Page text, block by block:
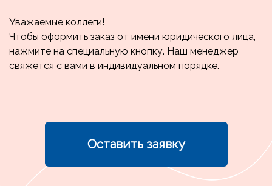
Уважаемые коллеги!
Чтобы оформить заказ от имени юридического лица,
нажмите на специальную кнопку. Наш менеджер
свяжется с вами в индивидуальном порядке.
Оставить заявку